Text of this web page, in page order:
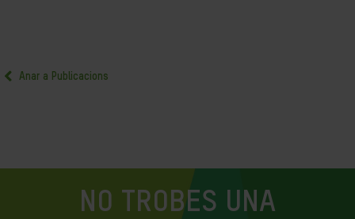
Anar a Publicacions
NO TROBES UNA